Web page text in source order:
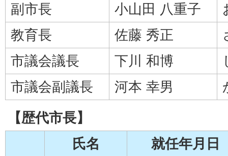
副市長
小山田 八重子
教育長
佐藤 秀正
市議会議長
下川 和博
市議会副議長
河本 幸男
【歴代市長】
氏名
就任年月日